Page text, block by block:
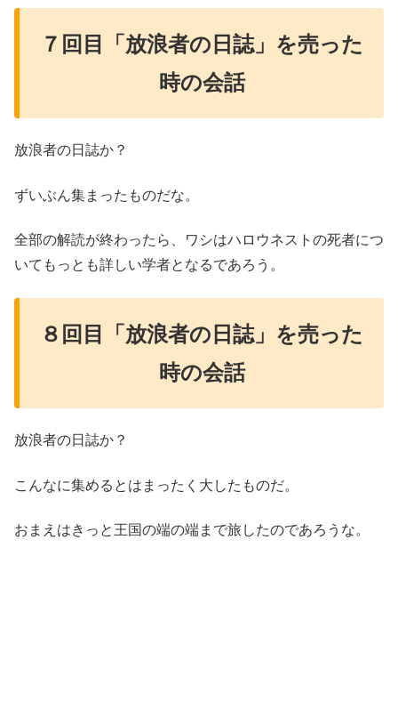
７回目「放浪者の日誌」を売った
時の会話
放浪者の日誌か？
ずいぶん集まったものだな。
全部の解読が終わったら、ワシはハロウネストの死者につ
いてもっとも詳しい学者となるであろう。
８回目「放浪者の日誌」を売った
時の会話
放浪者の日誌か？
こんなに集めるとはまったく大したものだ。
おまえはきっと王国の端の端まで旅したのであろうな。